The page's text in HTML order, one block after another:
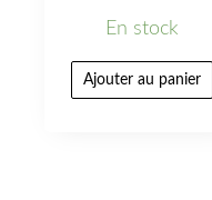
En stock
Ajouter au panier